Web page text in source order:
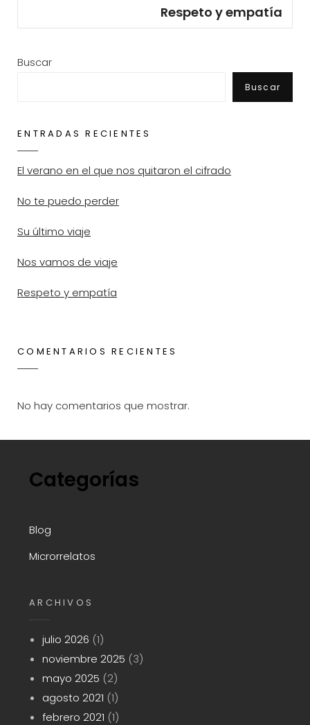
Respeto y empatía
Buscar
Buscar
ENTRADAS RECIENTES
El verano en el que nos quitaron el cifrado
No te puedo perder
Su último viaje
Nos vamos de viaje
Respeto y empatía
COMENTARIOS RECIENTES
No hay comentarios que mostrar.
Categorías
Blog
Microrrelatos
ARCHIVOS
julio 2026 (1)
noviembre 2025 (3)
mayo 2025 (2)
agosto 2021 (1)
febrero 2021 (1)